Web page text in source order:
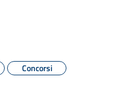
Concorsi